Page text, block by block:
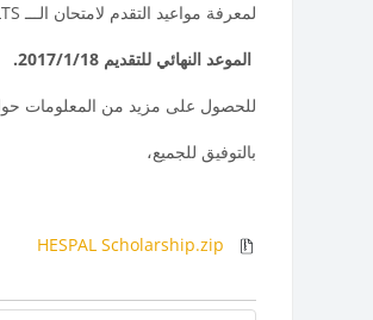
لمعرفة مواعيد التقدم لامتحان الـــ
الموعد النهائي للتقديم 1/18/ 2017
.
للحصول على مزيد من المعلومات حول
بالتوفيق للجميع،